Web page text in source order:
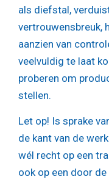
als diefstal,
vertrouwensbreuk,
aanzien van
veelvuldig te laat
proberen om
stellen.
Let op! Is sprake
de kant van de
wél recht op een
ook op een door